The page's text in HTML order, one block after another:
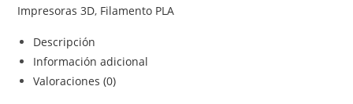
Impresoras 3D, Filamento PLA
Descripción
Información adicional
Valoraciones (0)